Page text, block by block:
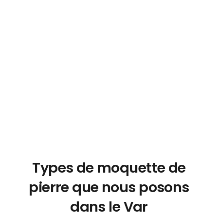
Types de moquette de
pierre que nous posons
dans le Var